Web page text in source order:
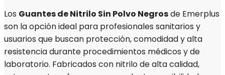
Los Guantes de Nitrilo Sin Polvo Negrosde Emerplus
son la opción ideal para profesionales sanitarios y
usuarios que buscan protección, comodidad y alta
resistencia durante procedimientos médicos y de
laboratorio. Fabricados con nitrilo de alta calidad,